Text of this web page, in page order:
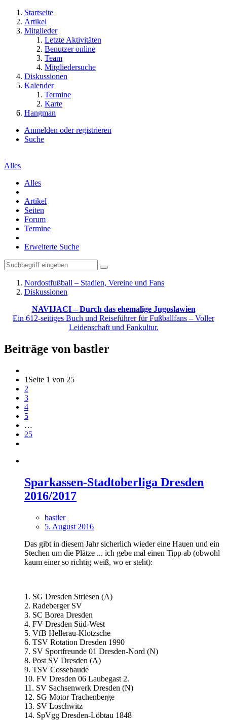
Startseite
Artikel
Mitglieder
Letzte Aktivitäten
Benutzer online
Team
Mitgliedersuche
Diskussionen
Kalender
Termine
Karte
Hangman
Anmelden oder registrieren
Suche
Alles
Alles
Artikel
Seiten
Forum
Termine
Erweiterte Suche
Nordostfußball – Stadien, Vereine und Fans
Diskussionen
NAVIJACI – Durch das ehemalige Jugoslawien
Ein 612-seitiges Buch und Reiseführer für Fußballfans – Voller
Leidenschaft und Fankultur.
Beiträge von bastler
1 Seite 1 von 25
2
3
4
5
…
25
Sparkassen-Stadtoberliga Dresden
2016/2017
bastler
5. August 2016
Das gibt in diesem Jahr sicherlich wieder eine Hauen und ein
Stechen um die Plätze ... ich gebe mal einen Tipp ab (obwohl
kaum einer so richtig weiß, wo er steht):
1. SG Dresden Striesen (A)
2. Radeberger SV
3. SC Borea Dresden
4. FV Dresden Süd-West
5. VfB Hellerau-Klotzsche
6. TSV Rotation Dresden 1990
7. SV Sportfreunde 01 Dresden-Nord (N)
8. Post SV Dresden (A)
9. TSV Cossebaude
10. FV Dresden 06 Laubegast 2.
11. SV Sachsenwerk Dresden (N)
12. SG Motor Trachenberge
13. SV Loschwitz
14. SpVgg Dresden-Löbtau 1848